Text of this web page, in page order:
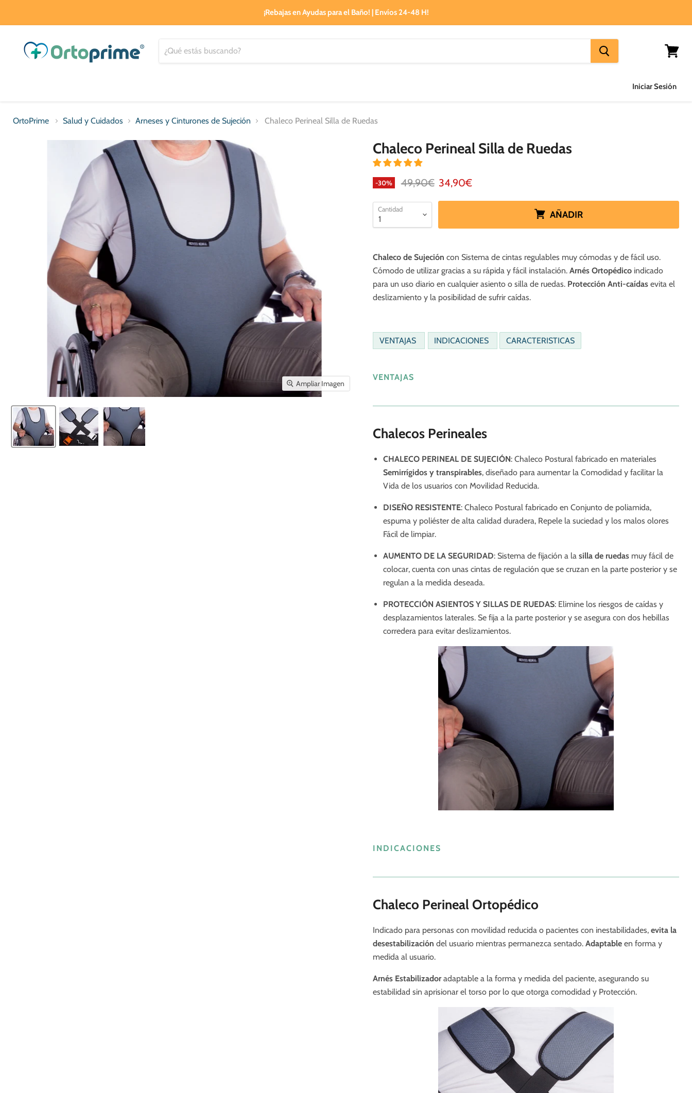
¡Rebajas en Ayudas para el Baño! | Envíos 24-48 H!
Iniciar Sesión
OrtoPrime Salud y Cuidados Arneses y Cinturones de Sujeción Chaleco Perineal Silla de Ruedas
Ampliar Imagen
Chaleco Perineal Silla de Ruedas
-30% Precio original
49,90€ Precio actual
34,90€
Cantidad AÑADIR
Chaleco de Sujeción con Sistema de cintas regulables muy cómodas y de fácil uso.
Cómodo de utilizar gracias a su rápida y fácil instalación. Arnés Ortopédico indicado
para un uso diario en cualquier asiento o silla de ruedas. Protección Anti-caídas evita el
deslizamiento y la posibilidad de sufrir caídas.
VENTAJAS INDICACIONES CARACTERISTICAS
VENTAJAS
Chalecos Perineales
CHALECO PERINEAL DE SUJECIÓN:Chaleco Postural fabricado en materiales
Semirrígidos y transpirables, diseñado para aumentar la Comodidad y facilitar la
Vida de los usuarios con Movilidad Reducida.
DISEÑO RESISTENTE: Chaleco Postural fabricado en Conjunto de poliamida,
espuma y poliéster de alta calidad duradera, Repele la suciedad y los malos olores
Fácil de limpiar.
AUMENTO DE LA SEGURIDAD: Sistema de fijación a la silla de ruedasmuy fácil de
colocar, cuenta con unas cintas de regulación que se cruzan en la parte posterior y se
regulan a la medida deseada.
PROTECCIÓN ASIENTOS Y SILLAS DE RUEDAS: Elimine los riesgos de caídas y
desplazamientos laterales.Se fija a la parte posterior y se asegura con dos hebillas
corredera para evitar deslizamientos.
INDICACIONES
Chaleco Perineal Ortopédico
Indicado para personas con movilidad reducida o pacientes con inestabilidades, evita la
desestabilización del usuario mientras permanezca sentado. Adaptable en forma y
medida al usuario.
Arnés Estabilizadoradaptable a la forma y medida del paciente, asegurando su
estabilidad sin aprisionar el torso por lo que otorga comodidad yProtección.